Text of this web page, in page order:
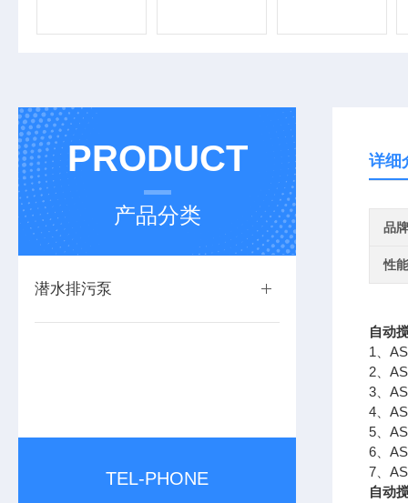
PRODUCT
产品分类
潜水排污泵
TEL-PHONE
详细
品牌
性能
自动
1、
2、
3、
4、
5、
6、
7、
自动